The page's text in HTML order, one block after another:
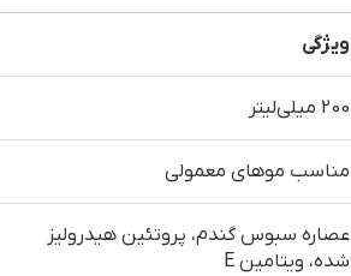
ویژگی
200 میلی‌لیتر
مناسب موهای معمولی
عصاره سبوس گندم، پروتئین هیدرولیز
شده، ویتامین E